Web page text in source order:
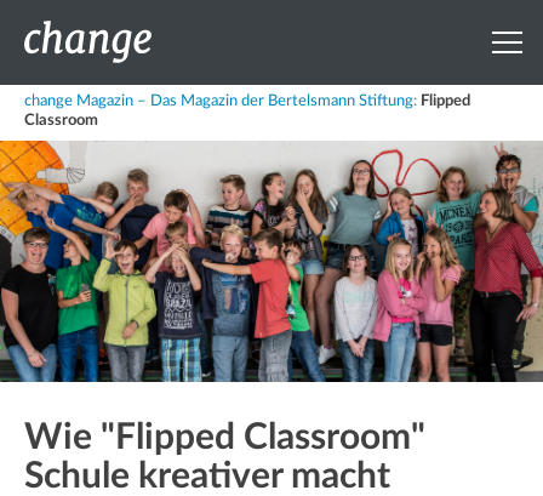
change Magazin – Das Magazin der Bertelsmann Stiftung: Flipped
Classroom
Wie "Flipped Classroom"
Schule kreativer macht